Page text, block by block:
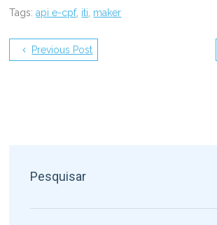
Tags: api e-cpf, iti maker
Previous Post
Pesquisar